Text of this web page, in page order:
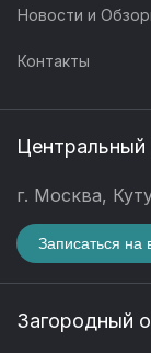
Новости и
Контакты
Центральный
г. Москва,
Записаться на
Загородный